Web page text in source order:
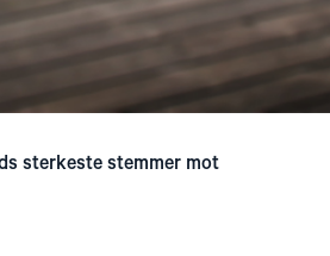
sterkeste stemmer mot